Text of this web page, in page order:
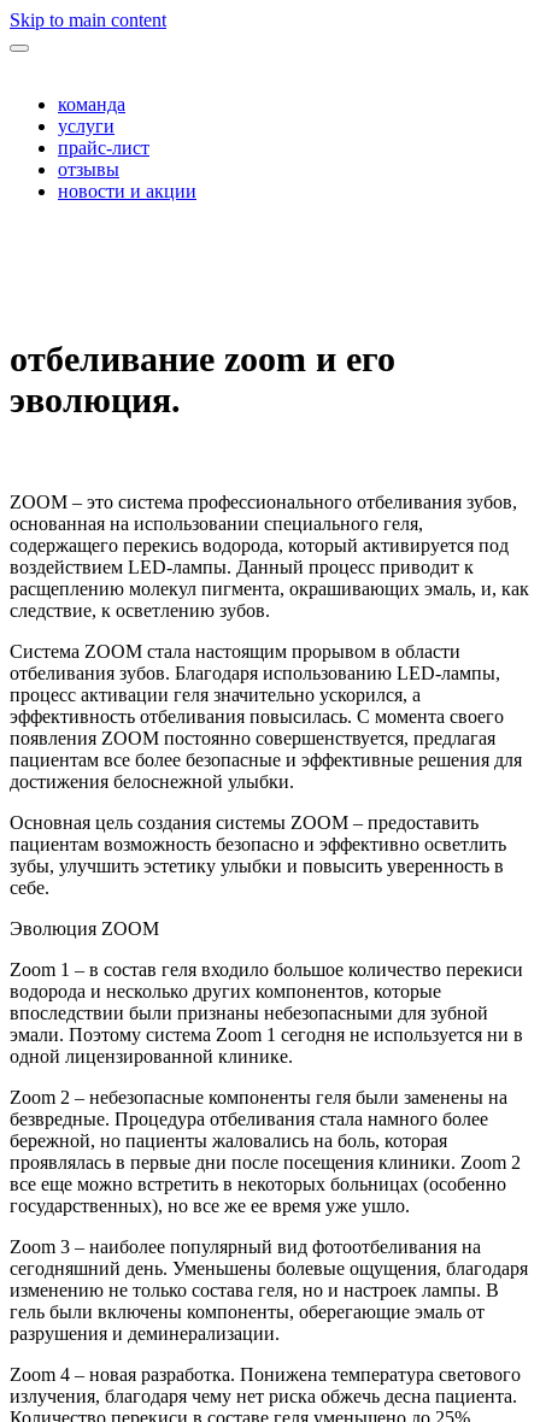
Skip to main content
команда
услуги
прайс-лист
отзывы
новости и акции
отбеливание zoom и его
эволюция.
ZOOM – это система профессионального отбеливания зубов,
основанная на использовании специального геля,
содержащего перекись водорода, который активируется под
воздействием LED-лампы. Данный процесс приводит к
расщеплению молекул пигмента, окрашивающих эмаль, и, как
следствие, к осветлению зубов.
Система ZOOM стала настоящим прорывом в области
отбеливания зубов. Благодаря использованию LED-лампы,
процесс активации геля значительно ускорился, а
эффективность отбеливания повысилась. С момента своего
появления ZOOM постоянно совершенствуется, предлагая
пациентам все более безопасные и эффективные решения для
достижения белоснежной улыбки.
Основная цель создания системы ZOOM – предоставить
пациентам возможность безопасно и эффективно осветлить
зубы, улучшить эстетику улыбки и повысить уверенность в
себе.
Эволюция ZOOM
Zoom 1 – в состав геля входило большое количество перекиси
водорода и несколько других компонентов, которые
впоследствии были признаны небезопасными для зубной
эмали. Поэтому система Zoom 1 сегодня не используется ни в
одной лицензированной клинике.
Zoom 2 – небезопасные компоненты геля были заменены на
безвредные. Процедура отбеливания стала намного более
бережной, но пациенты жаловались на боль, которая
проявлялась в первые дни после посещения клиники. Zoom 2
все еще можно встретить в некоторых больницах (особенно
государственных), но все же ее время уже ушло.
Zoom 3 – наиболее популярный вид фотоотбеливания на
сегодняшний день. Уменьшены болевые ощущения, благодаря
изменению не только состава геля, но и настроек лампы. В
гель были включены компоненты, оберегающие эмаль от
разрушения и деминерализации.
Zoom 4 – новая разработка. Понижена температура светового
излучения, благодаря чему нет риска обжечь десна пациента.
Количество перекиси в составе геля уменьшено до 25%.